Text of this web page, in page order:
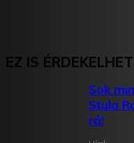
EZ IS ÉRDEKELHET
Sok
Stula
rá!